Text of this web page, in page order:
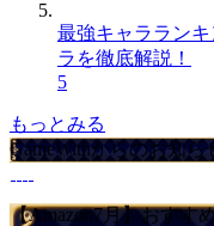
最強キャララン
ラを徹底解説！
5
もっとみる
GameWithからのお知ら
【Amazon7月】おすす